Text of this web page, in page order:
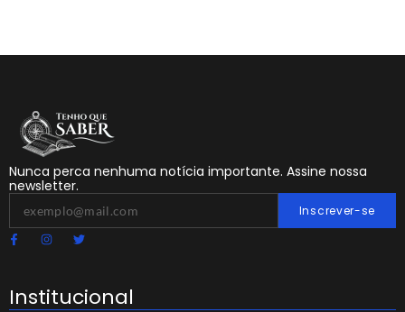
Nunca perca nenhuma notícia importante. Assine nossa
newsletter.
Inscrever-se
Institucional